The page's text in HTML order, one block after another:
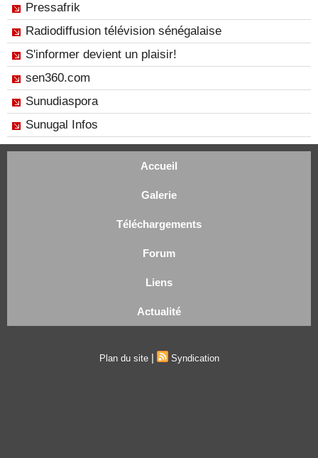
Pressafrik
Radiodiffusion télévision sénégalaise
S'informer devient un plaisir!
sen360.com
Sunudiaspora
Sunugal Infos
Accueil
Galerie
Téléchargements
Forum
Liens
Actualité
Plan du site | Syndication